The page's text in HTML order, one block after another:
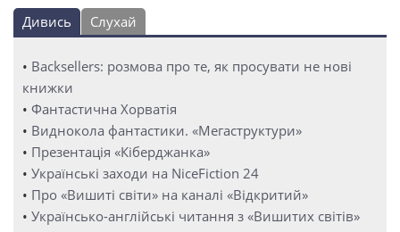
Дивись Слухай
• Backsellers: розмова про те, як просувати не нові
книжки
• Фантастична Хорватія
• Виднокола фантастики. «Мегаструктури»
• Презентація «Кіберджанка»
• Українські заходи на NiceFiction 24
• Про «Вишиті світи» на каналі «Відкритий»
• Українсько-англійські читання з «Вишитих світів»